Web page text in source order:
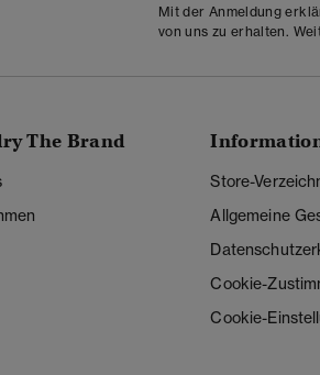
Mit der Anmeldung
von uns zu erhalten.
The Brand
Store-
Allgemeine
Cookie-
Cookie-